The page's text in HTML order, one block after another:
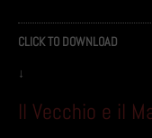
CLICK TO DOWNLOAD
↓
Il Vecchio e il